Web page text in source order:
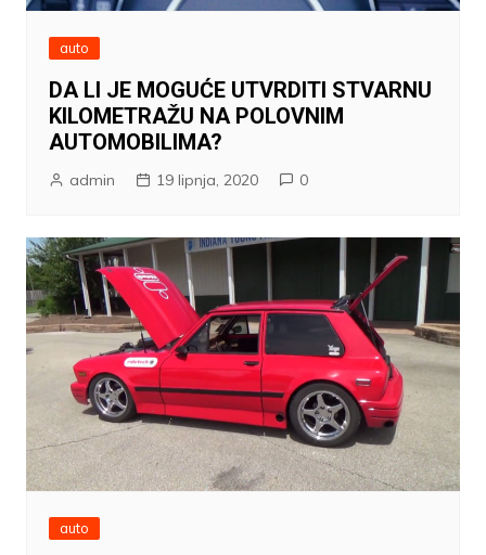
auto
DA LI JE MOGUĆE UTVRDITI STVARNU
KILOMETRAŽU NA POLOVNIM
AUTOMOBILIMA?
admin 19 lipnja, 2020 0
auto